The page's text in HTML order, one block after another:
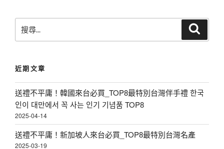
尋
字
:
近期文章
送禮不平庸！韓國來台必買_TOP8最特別台灣伴手禮 한국
인이 대만에서 꼭 사는 인기 기념품 TOP8
2025-04-14
送禮不平庸！新加坡人來台必買_TOP8最特別台灣名產
2025-03-19